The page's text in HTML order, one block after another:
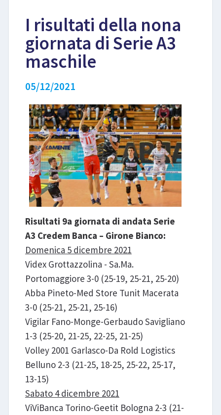
EVENTI
LIBRI
I risultati della nona
giornata di Serie A3
maschile
05/12/2021
Risultati 9a giornata di andata Serie
A3 Credem Banca – Girone Bianco:
Domenica 5 dicembre 2021
Videx Grottazzolina - Sa.Ma.
Portomaggiore 3-0 (25-19, 25-21, 25-20)
Abba Pineto-Med Store Tunit Macerata
3-0 (25-21, 25-21, 25-16)
Vigilar Fano-Monge-Gerbaudo Savigliano
1-3 (25-20, 21-25, 22-25, 21-25)
Volley 2001 Garlasco-Da Rold Logistics
Belluno 2-3 (21-25, 18-25, 25-22, 25-17,
13-15)
Sabato 4 dicembre 2021
ViViBanca Torino-Geetit Bologna 2-3 (21-